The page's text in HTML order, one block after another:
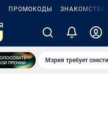
ПРОМОКОДЫ ЗНАКОМСТВА
Мэрия требует